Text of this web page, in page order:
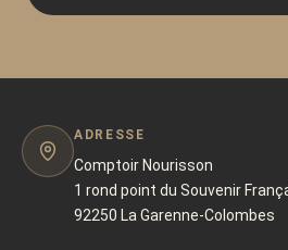
ADRESSE
Comptoir Nourisson
1 rond point du Souvenir
92250 La Garenne-Colombes